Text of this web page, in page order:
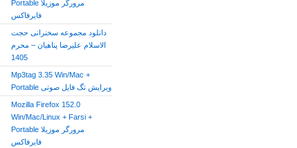
Portable مرورگر موزیلا
فایرفاکس
دانلود مجموعه سخنرانی حجت
الاسلام علیرضا پناهیان – محرم
1405
Mp3tag 3.35 Win/Mac +
Portable ویرایش تگ فایل صوتی
Mozilla Firefox 152.0
Win/Mac/Linux + Farsi +
Portable مرورگر موزیلا
فایرفاکس